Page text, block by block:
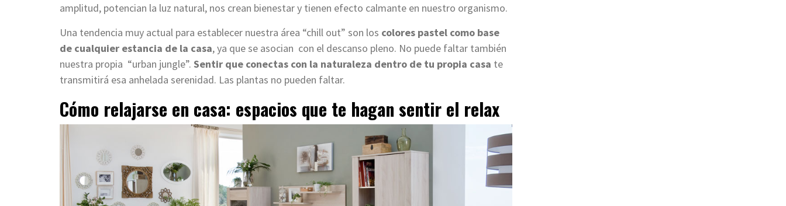
amplitud, potencian la luz natural, nos crean bienestar y tienen efecto calmante en nuestro organismo.
Una tendencia muy actual para establecer nuestra área “chill out” son los colores pastel como base
de cualquier estancia de la casa, ya que se asocian con el descanso pleno. No puede faltar también
nuestra propia “urban jungle”. Sentir que conectas con la naturaleza dentro de tu propia casa te
transmitirá esa anhelada serenidad. Las plantas no pueden faltar.
Cómo relajarse en casa: espacios que te hagan sentir el relax